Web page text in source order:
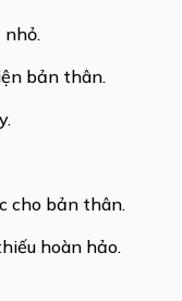
bản thân.
cho bản thân.
hoàn hảo.